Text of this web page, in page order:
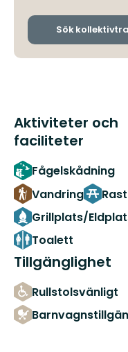
Sök
Aktiviteter och
faciliteter
Fågelskådning
Vandring
Grillplats/
Toalett
Tillgänglighet
Rullstolsvänligt